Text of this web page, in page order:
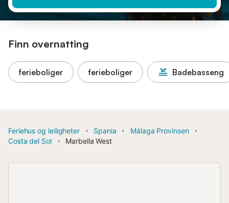
Finn overnatting
ferieboliger ferieboliger Badebasseng
Feriehus og leiligheter Spania
Málaga Provinsen
Costa del Sol
Marbella West